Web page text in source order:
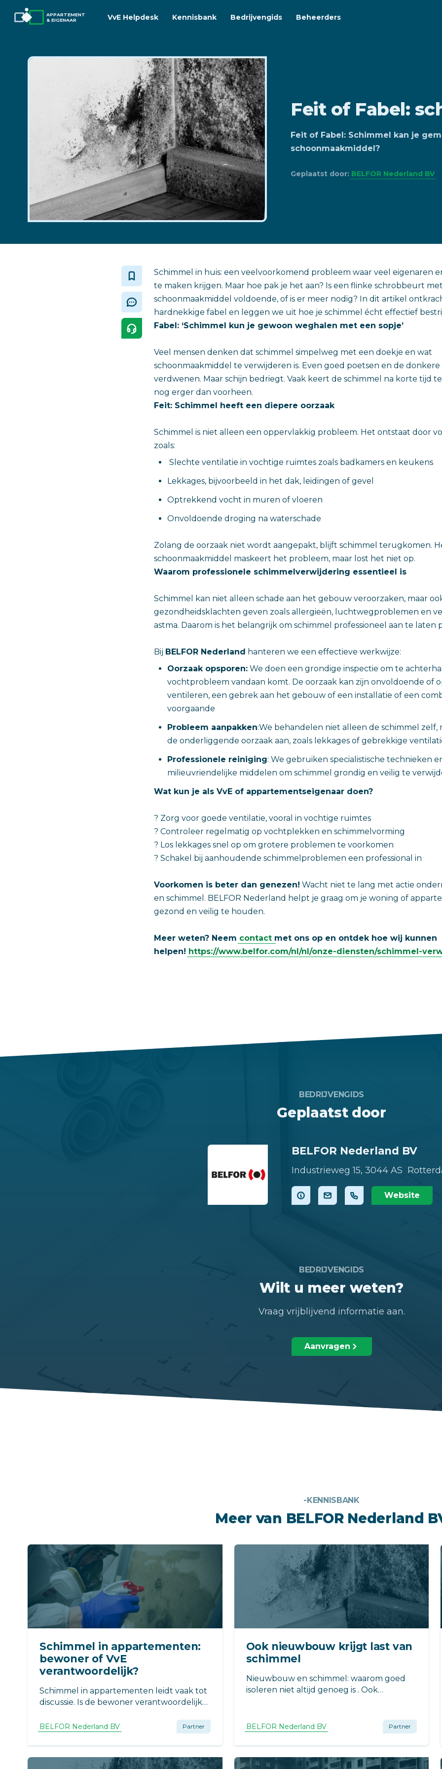
APPARTEMENT
& EIGENAAR
VvE Helpdesk Kennisbank Bedrijvengids Beheerders
Feit of Fabel:
Feit of Fabel: Schimmel kan je
schoonmaakmiddel?
Geplaatst door: BELFOR Nederland BV
‎Schimmel in huis: een veelvoorkomend probleem waar veel eigenaren
te maken krijgen. Maar hoe pak je het aan? Is een flinke schrobbeurt
schoonmaakmiddel voldoende, of is er meer nodig? In dit artikel
hardnekkige fabel en leggen we uit hoe je schimmel écht effectief
Fabel: ‘Schimmel kun je gewoon weghalen met een sopje’
Veel mensen denken dat schimmel simpelweg met een doekje en wat
schoonmaakmiddel te verwijderen is. Even goed poetsen en de
verdwenen. Maar schijn bedriegt. Vaak keert de schimmel na korte tijd
nog erger dan voorheen.
Feit: Schimmel heeft een diepere oorzaak
Schimmel is niet alleen een oppervlakkig probleem. Het ontstaat door
zoals:
Slechte ventilatie in vochtige ruimtes zoals badkamers en keukens
Lekkages, bijvoorbeeld in het dak, leidingen of gevel
Optrekkend vocht in muren of vloeren
Onvoldoende droging na waterschade
Zolang de oorzaak niet wordt aangepakt, blijft schimmel terugkomen.
schoonmaakmiddel maskeert het probleem, maar lost het niet op.
Waarom professionele schimmelverwijdering essentieel is
Schimmel kan niet alleen schade aan het gebouw veroorzaken, maar
gezondheidsklachten geven zoals allergieën, luchtwegproblemen en
astma. Daarom is het belangrijk om schimmel professioneel aan te laten
Bij BELFOR Nederland hanteren we een effectieve werkwijze:
Oorzaak opsporen: We doen een grondige inspectie om te
vochtprobleem vandaan komt. De oorzaak kan zijn onvoldoende of
ventileren, een gebrek aan het gebouw of een installatie of een
voorgaande
Probleem aanpakken:We behandelen niet alleen de schimmel zelf,
de onderliggende oorzaak aan, zoals lekkages of gebrekkige
Professionele reiniging: We gebruiken specialistische technieken
milieuvriendelijke middelen om schimmel grondig en veilig te
Wat kun je als VvE of appartementseigenaar doen?
? Zorg voor goede ventilatie, vooral in vochtige ruimtes
? Controleer regelmatig op vochtplekken en schimmelvorming
? Los lekkages snel op om grotere problemen te voorkomen
? Schakel bij aanhoudende schimmelproblemen een professional in
Voorkomen is beter dan genezen! Wacht niet te lang met actie
en schimmel. BELFOR Nederland helpt je graag om je woning of
gezond en veilig te houden.
Meer weten? Neem contact met ons op en ontdek hoe wij kunnen
helpen! https://www.belfor.com/nl/nl/onze-diensten/schimmel-
BEDRIJVENGIDS
Geplaatst door
BELFOR Nederland BV
Industrieweg 15, 3044 AS
Website
BEDRIJVENGIDS
Wilt u meer weten?
Vraag vrijblijvend informatie aan.
Aanvragen
-KENNISBANK
Meer van BELFOR Nederland
Schimmel in appartementen:
bewoner of VvE
verantwoordelijk?
Schimmel in appartementen leidt vaak tot
discussie. Is de bewoner verantwoordelijk
onderzoek, metingen en rapportages
BELFOR Nederland BV Partner
Ook nieuwbouw krijgt last van
schimmel
Nieuwbouw en schimmel: waarom goed
isoleren niet altijd genoeg is . Ook
uit hoe moderne isolatie, ventilatiegedrag
en koudebruggen daarbij een rol spelen
en wat u kunt doen om dit te voorkomen
BELFOR Nederland BV Partner